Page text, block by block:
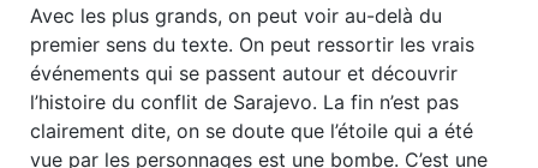
Avec les plus grands, on peut voir au-delà du
premier sens du texte. On peut ressortir les vrais
événements qui se passent autour et découvrir
l’histoire du conflit de Sarajevo. La fin n’est pas
clairement dite, on se doute que l’étoile qui a été
vue par les personnages est une bombe. C’est une